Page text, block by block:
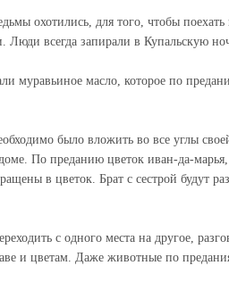
охотились, для того, чтобы
всегда запирали в Купальскую
муравьиное масло, которое по
было вложить во все углы
По преданию цветок иван-да-марья,
в цветок. Брат с сестрой будут
с одного места на другое,
и цветам. Даже животные по